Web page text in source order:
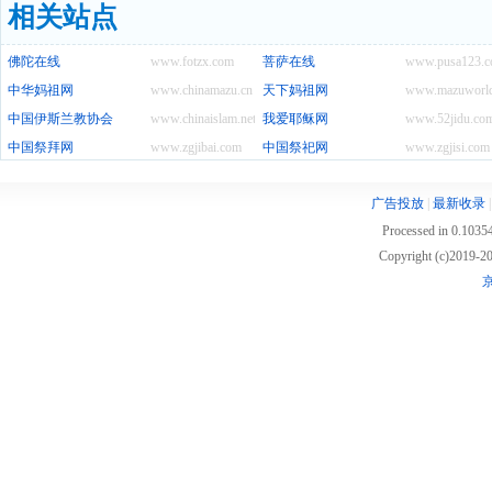
相关站点
www.fotzx.com
佛陀在线
菩萨在线
www.chinamazu.cn
中华妈祖网
天下妈祖网
www.chinaislam.net.cn
中国伊斯兰教协会
我爱耶稣网
www.zgjibai.com
中国祭拜网 www.zgjisi.com
中国祭祀网
广告投放 最新收录
Processed in
Copyright (c)2019-